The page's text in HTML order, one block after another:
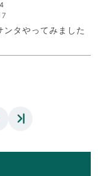
7
ンタやってみました